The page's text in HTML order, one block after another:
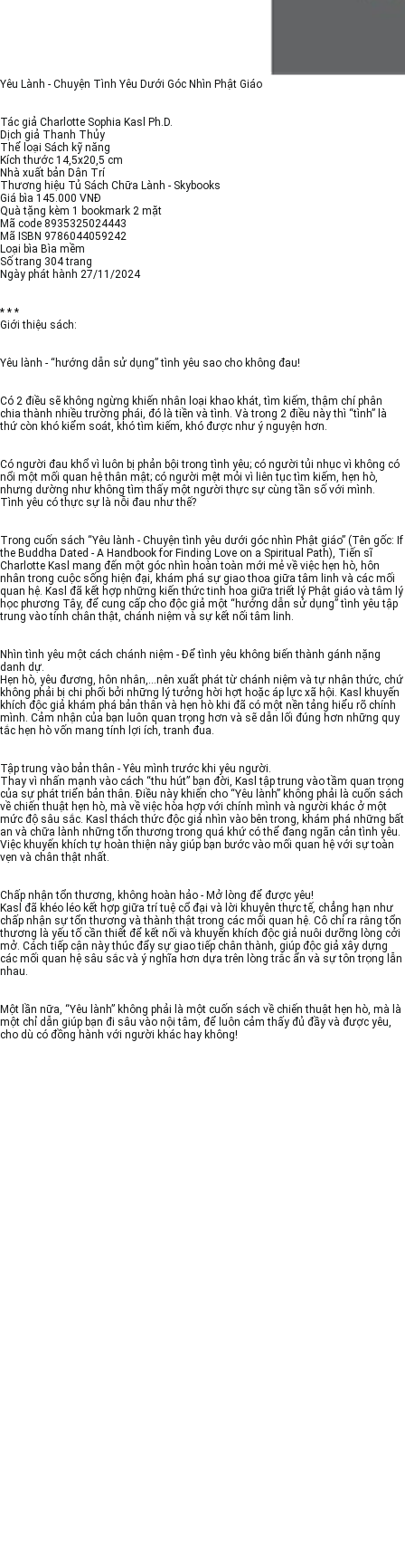
Yêu Lành - Chuyện Tình Yêu Dưới Góc Nhìn Phật Giáo
Tác giả Charlotte Sophia Kasl Ph.D.
Dịch giả Thanh Thủy
Thể loại Sách kỹ năng
Kích thước 14,5x20,5 cm
Nhà xuất bản Dân Trí
Thương hiệu Tủ Sách Chữa Lành - Skybooks
Giá bìa 145.000 VNĐ
Quà tặng kèm 1 bookmark 2 mặt
Mã code 8935325024443
Mã ISBN 9786044059242
Loại bìa Bìa mềm
Số trang 304 trang
Ngày phát hành 27/11/2024
* * *
Giới thiệu sách:
Yêu lành - “hướng dẫn sử dụng” tình yêu sao cho không đau!
Có 2 điều sẽ không ngừng khiến nhân loại khao khát, tìm kiếm, thậm chí phân
chia thành nhiều trường phái, đó là tiền và tình. Và trong 2 điều này thì “tình” là
thứ còn khó kiểm soát, khó tìm kiếm, khó được như ý nguyện hơn.
Có người đau khổ vì luôn bị phản bội trong tình yêu; có người tủi nhục vì không có
nổi một mối quan hệ thân mật; có người mệt mỏi vì liên tục tìm kiếm, hẹn hò,
nhưng dường như không tìm thấy một người thực sự cùng tần số với mình.
Tình yêu có thực sự là nỗi đau như thế?
Trong cuốn sách “Yêu lành - Chuyện tình yêu dưới góc nhìn Phật giáo” (Tên gốc: If
the Buddha Dated - A Handbook for Finding Love on a Spiritual Path), Tiến sĩ
Charlotte Kasl mang đến một góc nhìn hoàn toàn mới mẻ về việc hẹn hò, hôn
nhân trong cuộc sống hiện đại, khám phá sự giao thoa giữa tâm linh và các mối
quan hệ. Kasl đã kết hợp những kiến thức tinh hoa giữa triết lý Phật giáo và tâm lý
học phương Tây, để cung cấp cho độc giả một “hướng dẫn sử dụng” tình yêu tập
trung vào tính chân thật, chánh niệm và sự kết nối tâm linh.
Nhìn tình yêu một cách chánh niệm - Để tình yêu không biến thành gánh nặng
danh dự.
Hẹn hò, yêu đương, hôn nhân,...nên xuất phát từ chánh niệm và tự nhận thức, chứ
không phải bị chi phối bởi những lý tưởng hời hợt hoặc áp lực xã hội. Kasl khuyến
khích độc giả khám phá bản thân và hẹn hò khi đã có một nền tảng hiểu rõ chính
mình. Cảm nhận của bạn luôn quan trọng hơn và sẽ dẫn lối đúng hơn những quy
tắc hẹn hò vốn mang tính lợi ích, tranh đua.
Tập trung vào bản thân - Yêu mình trước khi yêu người.
Thay vì nhấn mạnh vào cách “thu hút” bạn đời, Kasl tập trung vào tầm quan trọng
của sự phát triển bản thân. Điều này khiến cho “Yêu lành” không phải là cuốn sách
về chiến thuật hẹn hò, mà về việc hòa hợp với chính mình và người khác ở một
mức độ sâu sắc. Kasl thách thức độc giả nhìn vào bên trong, khám phá những bất
an và chữa lành những tổn thương trong quá khứ có thể đang ngăn cản tình yêu.
Việc khuyến khích tự hoàn thiện này giúp bạn bước vào mối quan hệ với sự toàn
vẹn và chân thật nhất.
Chấp nhận tổn thương, không hoàn hảo - Mở lòng để được yêu!
Kasl đã khéo léo kết hợp giữa trí tuệ cổ đại và lời khuyên thực tế, chẳng hạn như
chấp nhận sự tổn thương và thành thật trong các mối quan hệ. Cô chỉ ra rằng tổn
thương là yếu tố cần thiết để kết nối và khuyến khích độc giả nuôi dưỡng lòng cởi
mở. Cách tiếp cận này thúc đẩy sự giao tiếp chân thành, giúp độc giả xây dựng
các mối quan hệ sâu sắc và ý nghĩa hơn dựa trên lòng trắc ẩn và sự tôn trọng lẫn
nhau.
Một lần nữa, “Yêu lành” không phải là một cuốn sách về chiến thuật hẹn hò, mà là
một chỉ dẫn giúp bạn đi sâu vào nội tâm, để luôn cảm thấy đủ đầy và được yêu,
cho dù có đồng hành với người khác hay không!